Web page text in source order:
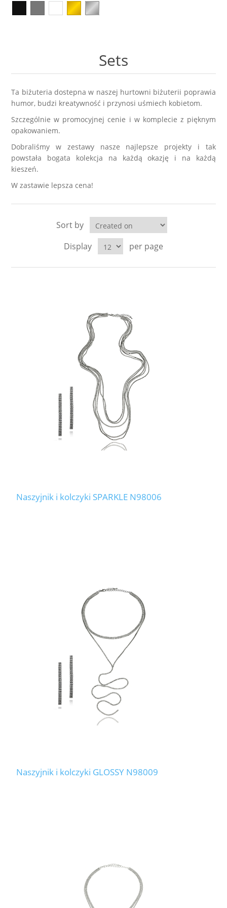
Różańce
Ekspozytory i opakowania
Naszyjniki męskie
Sygnety męskie i obrączki
Kolczyki męskie
Kolekcja ZODIAK
BRELOKI
Kamienie naturalne
Biżuteria ślubna
Wieczorowa
Stal szlachetna 316L
Biżuteria metalowa
Metal szczotkowany
KAMIENIE NATURALNE
AWENTURYN
JASPIS
KOCIE OKO / KWARC
KRYSZTAŁ GÓRSKI
TYGRYSIE OKO
Sets
Ta biżuteria dostepna w naszej hurtowni biżuterii poprawia
humor, budzi kreatywność i przynosi uśmiech kobietom.
Szczególnie w promocyjnej cenie i w komplecie z pięknym
opakowaniem.
Dobraliśmy w zestawy nasze najlepsze projekty i tak
powstała bogata kolekcja na każdą okazję i na każdą
kieszeń.
W zastawie lepsza cena!
Sort by
Display
per page
Naszyjnik i kolczyki SPARKLE N98006
Naszyjnik i kolczyki GLOSSY N98009